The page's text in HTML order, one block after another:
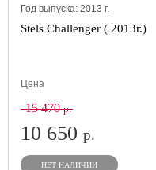
Год выпуска: 2013 г.
Stels Challenger ( 2013г.)
Цена
15 470р.
10 650 р.
НЕТ НАЛИЧИИ